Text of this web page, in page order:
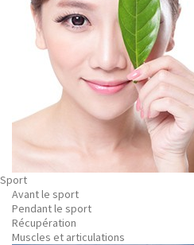
Sport
Avant le sport
Pendant le sport
Récupération
Muscles et articulations